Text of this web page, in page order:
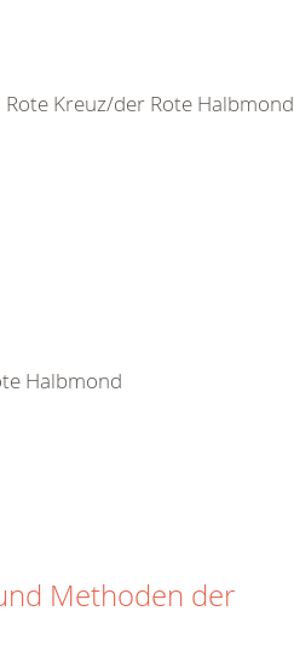
Kreuz/der Rote Halbmond
Halbmond
Methoden der